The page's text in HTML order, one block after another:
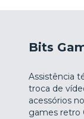
Bits
Assistência
troca de
acessórios
games retro